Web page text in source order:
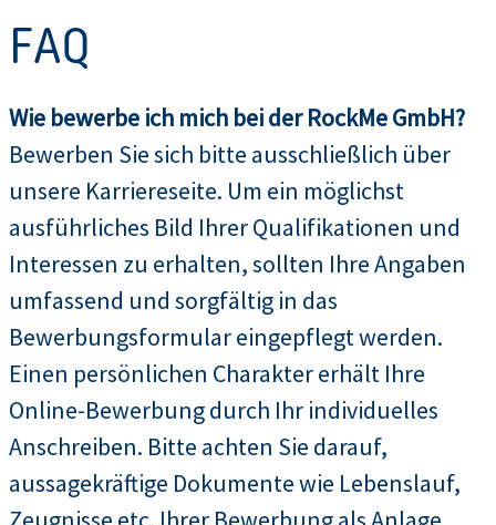
FAQ
Wie bewerbe ich mich bei der RockMe GmbH?
Bewerben Sie sich bitte ausschließlich über
unsere Karriereseite. Um ein möglichst
ausführliches Bild Ihrer Qualifikationen und
Interessen zu erhalten, sollten Ihre Angaben
umfassend und sorgfältig in das
Bewerbungsformular eingepflegt werden.
Einen persönlichen Charakter erhält Ihre
Online-Bewerbung durch Ihr individuelles
Anschreiben. Bitte achten Sie darauf,
aussagekräftige Dokumente wie Lebenslauf,